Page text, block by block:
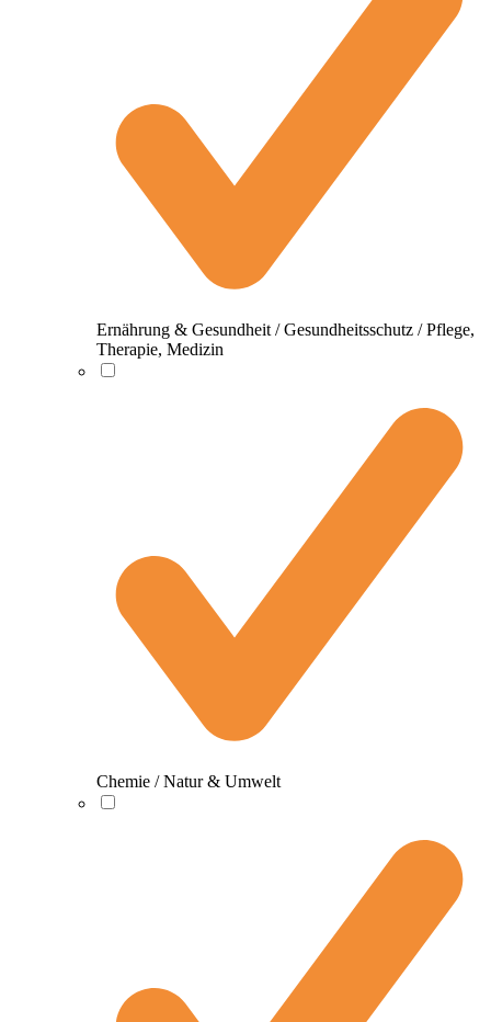
Ernährung & Gesundheit / Gesundheitsschutz / Pflege,
Therapie, Medizin
Chemie / Natur & Umwelt